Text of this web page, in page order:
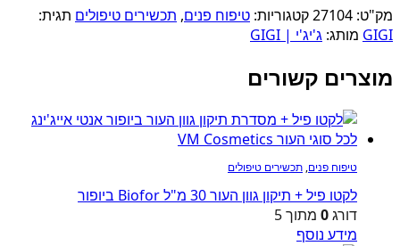
מק"ט: 27104קטגוריות: טיפוח פנים, תכשירים טיפולים תגית:
GIGI מותג: ג'יג'י | GIGI
מוצרים קשורים
טיפוח פנים, תכשירים טיפולים
לקטו פיל + תיקון גוון העור 30 מ"ל Biofor ביופור
דורג0 מתוך 5
מידע נוסף